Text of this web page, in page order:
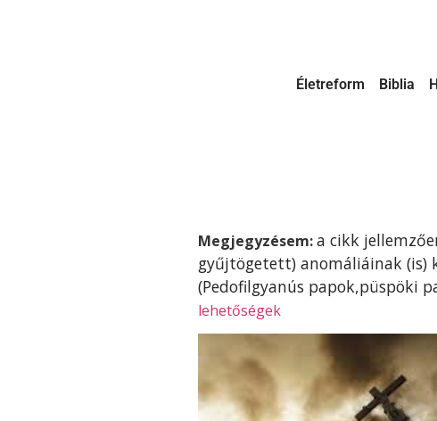
Életreform Biblia
Megjegyzésem:a cikk
gyűjtögetett) anomáliáinak (is)
(Pedofilgyanús papok,püspöki
lehetőségek